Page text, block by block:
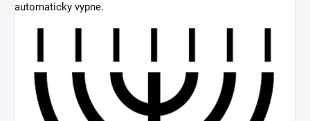
automaticky vypne.